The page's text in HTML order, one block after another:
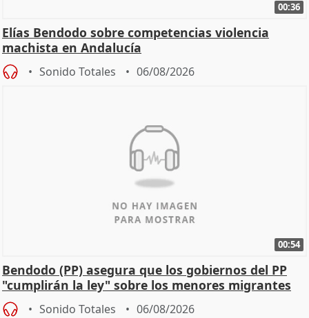
00:36
Elías Bendodo sobre competencias violencia
machista en Andalucía
Sonido Totales 06/08/2026
00:54
Bendodo (PP) asegura que los gobiernos del PP
"cumplirán la ley" sobre los menores migrantes
Sonido Totales 06/08/2026